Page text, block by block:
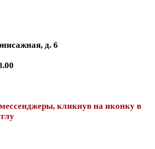
д. 6
кликнув на иконку в